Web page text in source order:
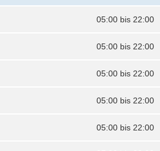
05:00 bis 22:00
05:00 bis 22:00
05:00 bis 22:00
05:00 bis 22:00
05:00 bis 22:00